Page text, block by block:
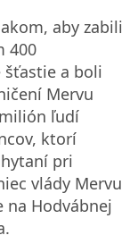
aby zabili
400
a boli
Mervu
ľudí
ktorí
pri
vlády Mervu
na Hodvábnej